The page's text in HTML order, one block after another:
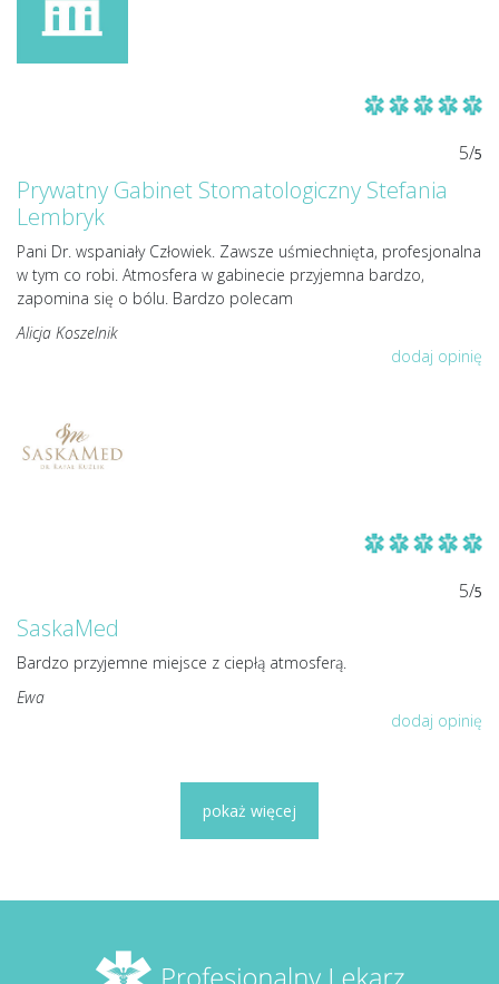
5/5
Prywatny Gabinet Stomatologiczny Stefania
Lembryk
Pani Dr. wspaniały Człowiek. Zawsze uśmiechnięta, profesjonalna
w tym co robi. Atmosfera w gabinecie przyjemna bardzo,
zapomina się o bólu. Bardzo polecam
Alicja Koszelnik
dodaj opinię
5/5
SaskaMed
Bardzo przyjemne miejsce z ciepłą atmosferą.
Ewa
dodaj opinię
pokaż więcej